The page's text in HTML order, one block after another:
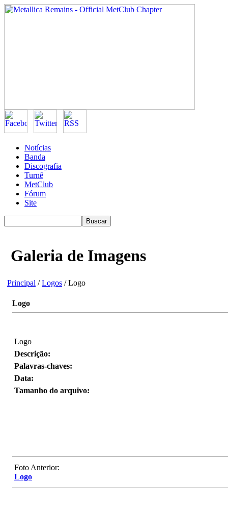
Notícias
Banda
Discografia
Turnê
MetClub
Fórum
Site
Galeria de Imagens
Principal /Logos / Logo
Logo
Logo
Descrição:
Palavras-chaves:
Data:
Tamanho do arquivo:
Foto Anterior:
Logo